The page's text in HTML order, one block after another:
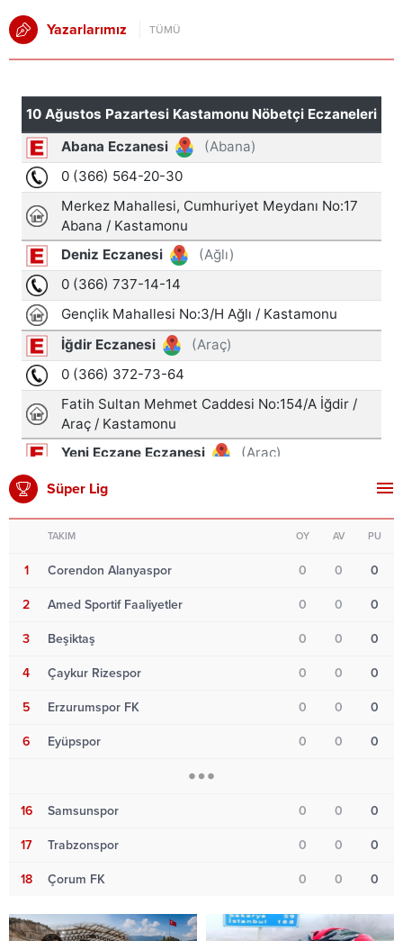
Yazarlarımız TÜMÜ
Süper Lig
TAKIM OY AV PU
1 Corendon Alanyaspor 0 0 0
2 Amed Sportif Faaliyetler 0 0 0
3 Beşiktaş 0 0 0
4 Çaykur Rizespor 0 0 0
5 Erzurumspor FK 0 0 0
6 Eyüpspor 0 0 0
16 Samsunspor 0 0 0
17 Trabzonspor 0 0 0
18 Çorum FK 0 0 0